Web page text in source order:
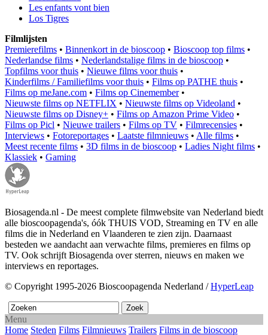
Les enfants vont bien
Los Tigres
Filmlijsten
Premierefilms • Binnenkort in de bioscoop • Bioscoop top films •
Nederlandse films • Nederlandstalige films in de bioscoop •
Topfilms voor thuis • Nieuwe films voor thuis •
Kinderfilms / Familiefilms voor thuis • Films op PATHE thuis •
Films op meJane.com • Films op Cinemember•
Nieuwste films op NETFLIX • Nieuwste films op Videoland •
Nieuwste films op Disney+ • Films op Amazon Prime Video •
Films op Picl • Nieuwe trailers • Films op TV • Filmrecensies •
Interviews • Fotoreportages • Laatste filmnieuws • Alle films •
Meest recente films • 3D films in de bioscoop • Ladies Night films •
Klassiek • Gaming
Biosagenda.nl - De meest complete filmwebsite van Nederland biedt
alle bioscoopagenda's, óók THUIS VOD, Streaming en TV en alle
films die in Nederland en Vlaanderen te zien zijn. Daarnaast
besteden we aandacht aan verwachte films, premieres en films op
TV. Ook schrijft Biosagenda over sterren, nieuws en maken we
interviews en reportages.
© Copyright 1995-2026 Bioscoopagenda Nederland /HyperLeap
Menu
Home Steden Films Filmnieuws Trailers Films in de bioscoop